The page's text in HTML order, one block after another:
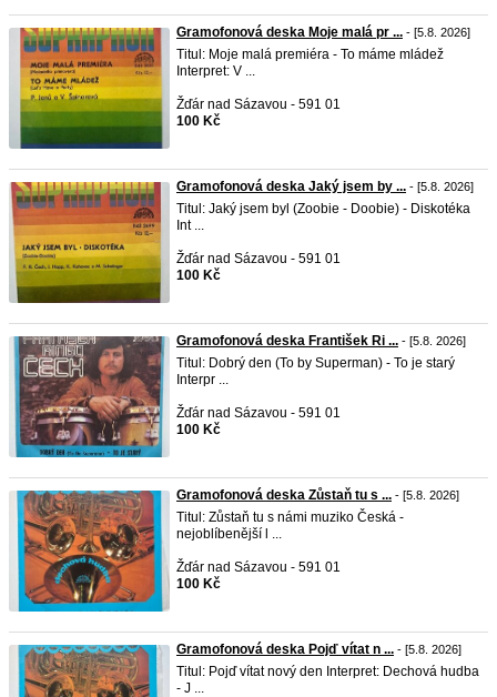
Gramofonová deska Moje malá pr ... - [5.8. 2026]
Titul: Moje malá premiéra - To máme mládež
Interpret: V ...
Žďár nad Sázavou - 591 01
100 Kč
Gramofonová deska Jaký jsem by ... - [5.8. 2026]
Titul: Jaký jsem byl (Zoobie - Doobie) - Diskotéka
Int ...
Žďár nad Sázavou - 591 01
100 Kč
Gramofonová deska František Ri ... - [5.8. 2026]
Titul: Dobrý den (To by Superman) - To je starý
Interpr ...
Žďár nad Sázavou - 591 01
100 Kč
Gramofonová deska Zůstaň tu s ... - [5.8. 2026]
Titul: Zůstaň tu s námi muziko Česká -
nejoblíbenější l ...
Žďár nad Sázavou - 591 01
100 Kč
Gramofonová deska Pojď vítat n ... - [5.8. 2026]
Titul: Pojď vítat nový den Interpret: Dechová hudba
- J ...